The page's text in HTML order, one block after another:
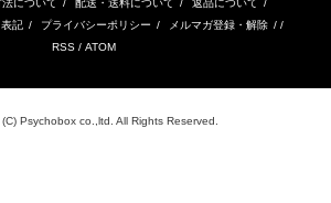
について / 配送・送料について / 返品について /
記 / プライバシーポリシー / メルマガ登録・解除 / /
RSS / ATOM
Psychobox co.,ltd. All Rights Reserved.